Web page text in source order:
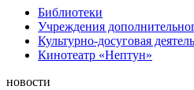
Библиотеки
Учреждения
Культурно-досуговая
Кинотеатр «Нептун»
новости